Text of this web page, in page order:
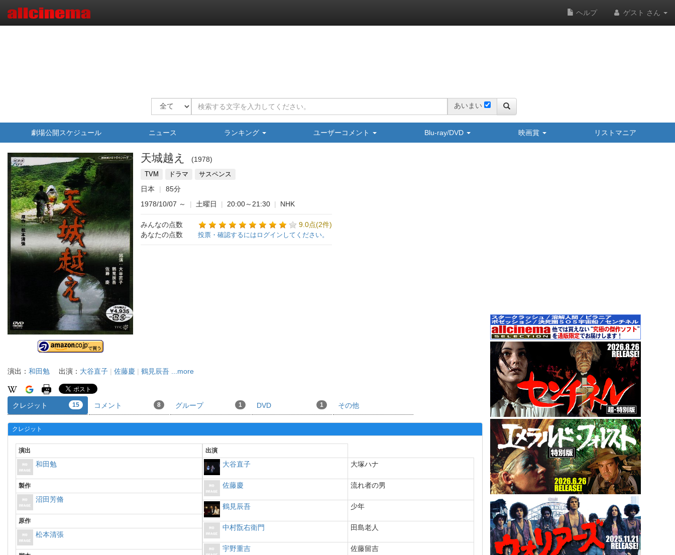
ヘルプ ゲスト さん
あいまい
劇場公開スケジュール ニュース ランキング ユーザーコメント Blu-ray/DVD 映画賞 リストマニア
天城越え 1978
TVM ドラマ サスペンス
日本
85分
1978/10/07 ～ | 土曜日 | 20:00～21:30 | NHK
みんなの点数
9.0点(2件)
あなたの点数
投票・確認するにはログインしてください。
演出： 和田勉 出演： 大谷直子 | 佐藤慶 | 鶴見辰吾 ...more
クレジット 15 コメント 8 グループ 1 DVD 1 その他
クレジット
演出
和田勉
製作
沼田芳脩
原作
松本清張
出演
大谷直子 大塚ハナ
佐藤慶 流れ者の男
鶴見辰吾 少年
中村翫右衛門 田島老人
宇野重吉 佐藤留吉